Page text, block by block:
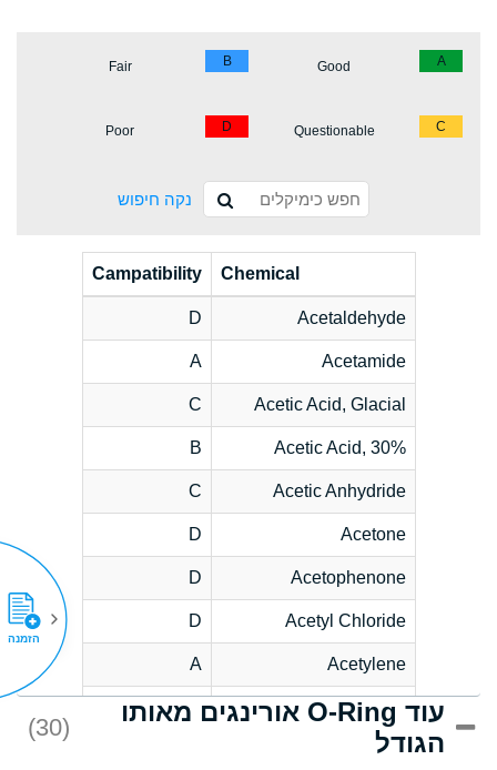
A
Good
B
Fair
C
Questionable
D
Poor
נקה חיפוש
Chemical
Campatibility
Acetaldehyde
D
Acetamide
A
Acetic Acid, Glacial
C
Acetic Acid, 30%
B
Acetic Anhydride
C
Acetone
D
Acetophenone
D
Acetyl Chloride
D
Acetylene
A
Acrlylonitrile
D
Adipic Acid
עוד O-Ring אורינגים מאותו
הגודל
(30)
הזמנה